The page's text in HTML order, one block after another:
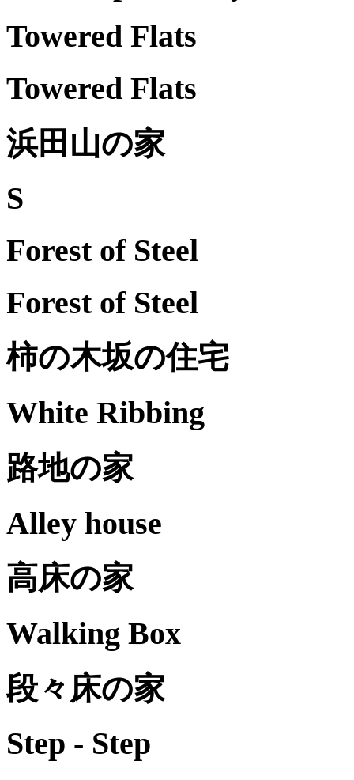
Towered Flats
Towered Flats
浜田山の家
S
Forest of Steel
Forest of Steel
柿の木坂の住宅
White Ribbing
路地の家
Alley house
高床の家
Walking Box
段々床の家
Step - Step